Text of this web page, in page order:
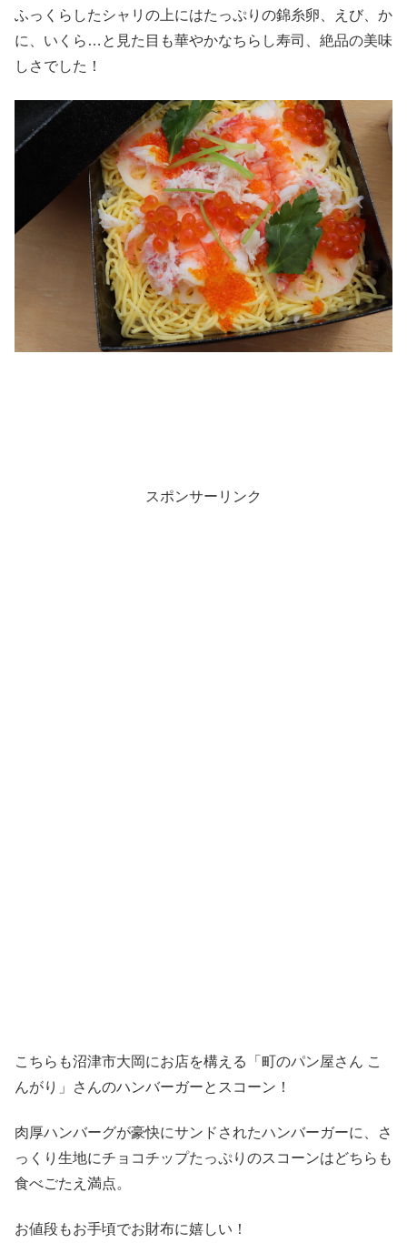
ふっくらしたシャリの上にはたっぷりの錦糸卵、えび、か
に、いくら…と見た目も華やかなちらし寿司、絶品の美味
しさでした！
スポンサーリンク
こちらも沼津市大岡にお店を構える「町のパン屋さん こ
んがり」さんのハンバーガーとスコーン！
肉厚ハンバーグが豪快にサンドされたハンバーガーに、さ
っくり生地にチョコチップたっぷりのスコーンはどちらも
食べごたえ満点。
お値段もお手頃でお財布に嬉しい！